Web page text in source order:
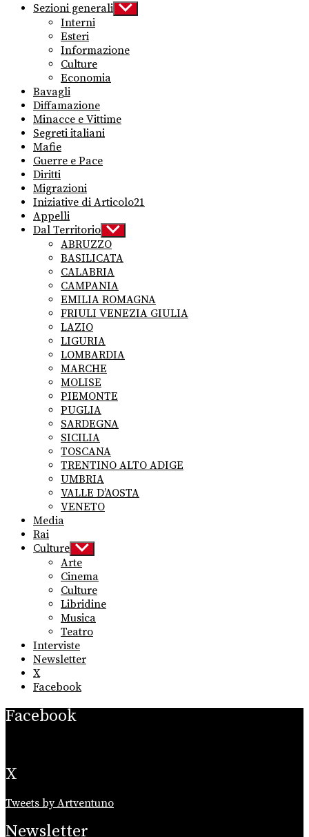
Sezioni generali Show
sub
Interni
Esteri
Informazione
Culture
Economia
Bavagli
Diffamazione
Minacce e Vittime
Segreti italiani
Mafie
Guerre e Pace
Diritti
Migrazioni
Iniziative di Articolo21
Appelli
Dal Territorio Show
sub
menu
ABRUZZO
BASILICATA
CALABRIA
CAMPANIA
EMILIA ROMAGNA
FRIULI VENEZIA GIULIA
LAZIO
LIGURIA
LOMBARDIA
MARCHE
MOLISE
PIEMONTE
PUGLIA
SARDEGNA
SICILIA
TOSCANA
TRENTINO ALTO ADIGE
UMBRIA
VALLE D’AOSTA
VENETO
Media
Rai
Culture Show
sub
menu
Arte
Cinema
Culture
Libridine
Musica
Teatro
Interviste
Newsletter
X
Facebook
Facebook
X
Tweets by Artventuno
Newsletter